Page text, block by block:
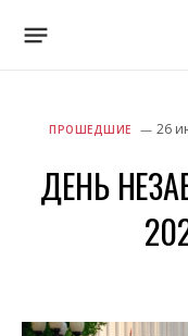
ПРОШЕДШИЕ 26
ДЕНЬ